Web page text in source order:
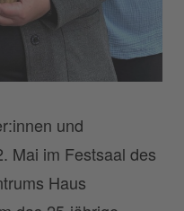
und
Mai im Festsaal des
Haus